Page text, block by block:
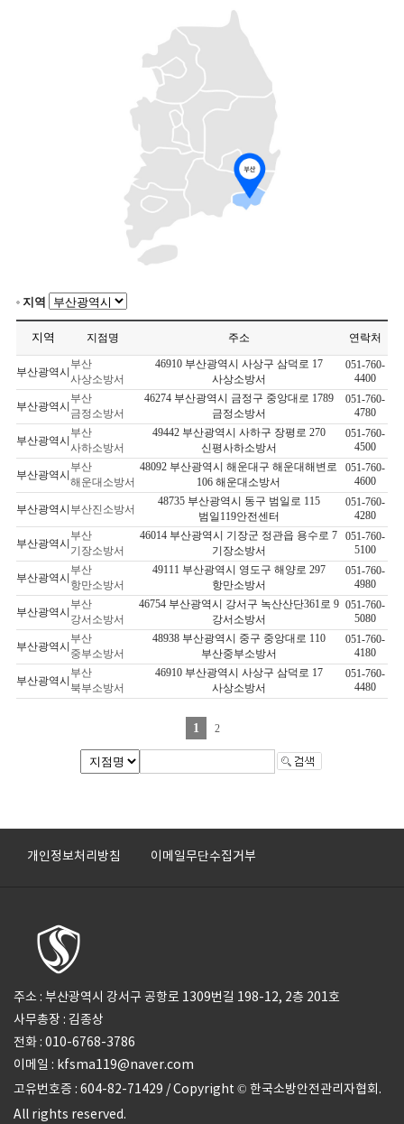
지역
지역 지점명 주소 연락처
부산광역시
부산
사상소방서
46910 부산광역시 사상구 삼덕로 17
사상소방서
051-760-
4400
부산광역시
부산
금정소방서
46274 부산광역시 금정구 중앙대로 1789
금정소방서
051-760-
4780
부산광역시
부산
사하소방서
49442 부산광역시 사하구 장평로 270
신평사하소방서
051-760-
4500
부산광역시
부산
해운대소방서
48092 부산광역시 해운대구 해운대해변로
106 해운대소방서
051-760-
4600
부산광역시 부산진소방서
48735 부산광역시 동구 범일로 115
범일119안전센터
051-760-
4280
부산광역시
부산
기장소방서
46014 부산광역시 기장군 정관읍 용수로 7
기장소방서
051-760-
5100
부산광역시
부산
항만소방서
49111 부산광역시 영도구 해양로 297
항만소방서
051-760-
4980
부산광역시
부산
강서소방서
46754 부산광역시 강서구 녹산산단361로 9
강서소방서
051-760-
5080
부산광역시
부산
중부소방서
48938 부산광역시 중구 중앙대로 110
부산중부소방서
051-760-
4180
부산광역시
부산
북부소방서
46910 부산광역시 사상구 삼덕로 17
사상소방서
051-760-
4480
1 2
개인정보처리방침 이메일무단수집거부
주소 : 부산광역시 강서구 공항로 1309번길 198-12, 2층 201호
사무총장 : 김종상
전화 : 010-6768-3786
이메일 : kfsma119@naver.com
고유번호증 : 604-82-71429 / Copyright © 한국소방안전관리자협회.
All rights reserved.